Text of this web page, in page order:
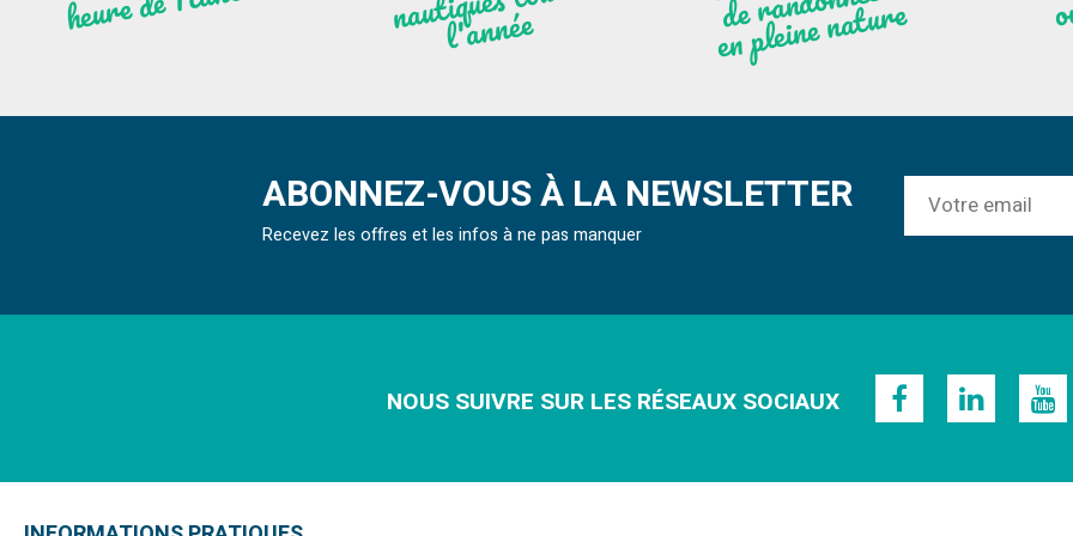
née re
ABONNEZ-VOUS À LA NEWSLETTER
Recevez les offres et les infos à ne pas manquer
NOUS SUIVRE SUR LES RÉSEAUX SOCIAUX